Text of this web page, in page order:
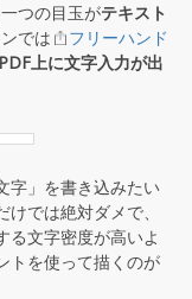
つの目玉がテキスト
では
フリーハンド
PDF上に文字入力が出
字」を書き込みたい
では絶対ダメで、
る文字密度が高いよ
トを使って描くのが